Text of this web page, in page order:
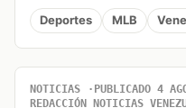
Deportes MLB
NOTICIAS PUBLICADO 4
REDACCIÓN NOTICIAS